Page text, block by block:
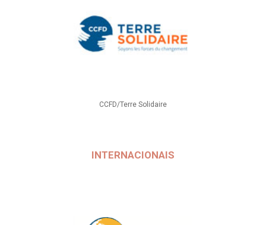
CCFD/Terre Solidaire
INTERNACIONAIS